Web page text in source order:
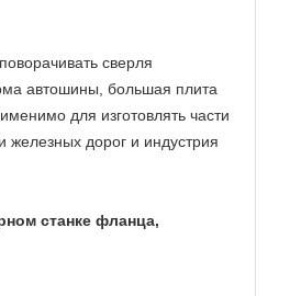
сверля
автошины, большая плита
для изготовлять части
дорог и индустрия
станке фланца,